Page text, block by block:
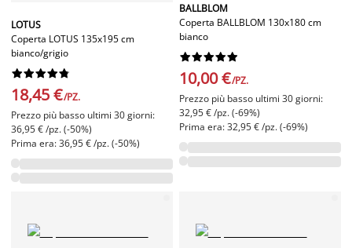
LOTUS
Coperta LOTUS 135x195 cm
bianco/grigio






18,45 €/PZ.
Prezzo più basso ultimi 30 giorni:
36,95 € /pz. (-50%)
Prima era: 36,95 € /pz. (-50%)
BALLBLOM
Coperta BALLBLOM 130x180 cm
bianco






10,00 €/PZ.
Prezzo più basso ultimi 30 giorni:
32,95 € /pz. (-69%)
Prima era: 32,95 € /pz. (-69%)